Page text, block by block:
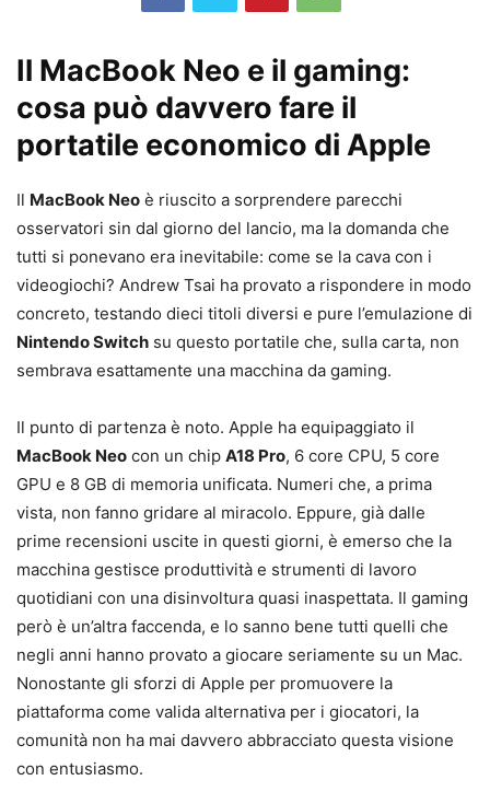
Il MacBook Neo e il gaming:
cosa può davvero fare il
portatile economico di Apple
Il MacBook Neo è riuscito a sorprendere parecchi
osservatori sin dal giorno del lancio, ma la domanda che
tutti si ponevano era inevitabile: come se la cava con i
videogiochi? Andrew Tsai ha provato a rispondere in modo
concreto, testando dieci titoli diversi e pure l’emulazione di
Nintendo Switch su questo portatile che, sulla carta, non
sembrava esattamente una macchina da gaming.
Il punto di partenza è noto. Apple ha equipaggiato il
MacBook Neo con un chip A18 Pro, 6 core CPU, 5 core
GPU e 8 GB di memoria unificata. Numeri che, a prima
vista, non fanno gridare al miracolo. Eppure, già dalle
prime recensioni uscite in questi giorni, è emerso che la
macchina gestisce produttività e strumenti di lavoro
quotidiani con una disinvoltura quasi inaspettata. Il gaming
però è un’altra faccenda, e lo sanno bene tutti quelli che
negli anni hanno provato a giocare seriamente su un Mac.
Nonostante gli sforzi di Apple per promuovere la
piattaforma come valida alternativa per i giocatori, la
comunità non ha mai davvero abbracciato questa visione
con entusiasmo.